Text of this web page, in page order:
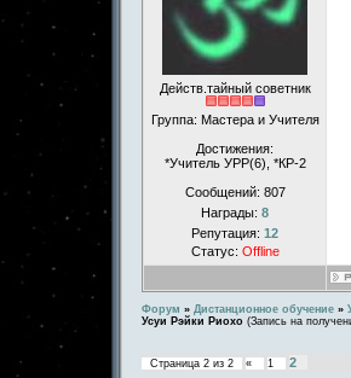
Действ.тайный советник
Группа: Мастера и Учителя
Достижения:
*Учитель УРР(6), *КР-2
Сообщений: 807
Награды: 8
Репутация: 12
Статус: Offline
Форум » Дистанционное обучение »
Усуи Рэйки Риохо (Запись на
Страница 2 из 2 « 1 2